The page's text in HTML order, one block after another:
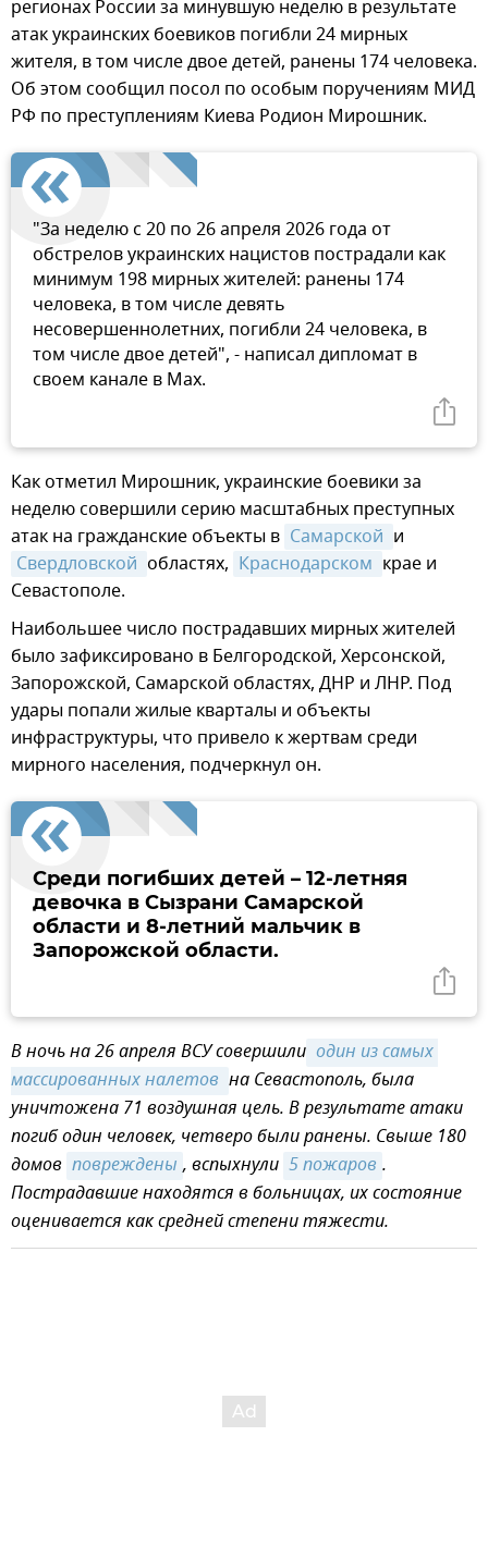
регионах России за минувшую неделю в результате
атак украинских боевиков погибли 24 мирных
жителя, в том числе двое детей, ранены 174 человека.
Об этом сообщил посол по особым поручениям МИД
РФ по преступлениям Киева Родион Мирошник.
"За неделю с 20 по 26 апреля 2026 года от
обстрелов украинских нацистов пострадали как
минимум 198 мирных жителей: ранены 174
человека, в том числе девять
несовершеннолетних, погибли 24 человека, в
том числе двое детей", - написал дипломат в
своем канале в Мах.
Как отметил Мирошник, украинские боевики за
неделю совершили серию масштабных преступных
атак на гражданские объекты в Самарской и
Свердловской областях, Краснодарском крае и
Севастополе.
Наибольшее число пострадавших мирных жителей
было зафиксировано в Белгородской, Херсонской,
Запорожской, Самарской областях, ДНР и ЛНР. Под
удары попали жилые кварталы и объекты
инфраструктуры, что привело к жертвам среди
мирного населения, подчеркнул он.
Среди погибших детей – 12-летняя
девочка в Сызрани Самарской
области и 8-летний мальчик в
Запорожской области.
В ночь на 26 апреля ВСУ совершили один из самых
массированных налетов на Севастополь, была
уничтожена 71 воздушная цель. В результате атаки
погиб один человек, четверо были ранены. Свыше 180
домов повреждены , вспыхнули 5 пожаров .
Пострадавшие находятся в больницах, их состояние
оценивается как средней степени тяжести.